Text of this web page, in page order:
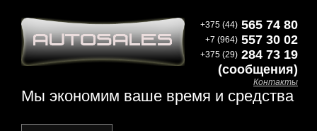
Мы экономим ваше время и средства
+375 (44) 565 74 80
+7 (964) 557 30 02
+375 (29) 284 73 19
(сообщения)
Контакты